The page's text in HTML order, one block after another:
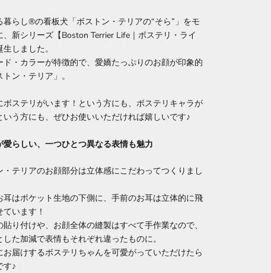
暮らし®の看板犬「ボストン・テリアの“そら”」をモ
、新シリーズ【Boston Terrier Life｜ボステリ・ライ
しました。
ド・カラーが特徴的で、愛嬌たっぷりのお顔が印象的
ン・テリア」。
ボステリがいます！という方にも、ボステリキャラが
いう方にも、ぜひお使いいただければ嬉しいです♪
愛らしい、一つひとつ異なる表情も魅力
・テリアのお顔部分は立体感にこだわってつくりまし
耳はポケット生地の下側に、手前のお耳は立体的に飛
います！
貼り付けや、お顔全体の縫製はすべて手作業なので、
した加減で表情もそれぞれ違ったものに。
お届けするボステリちゃんを可愛がっていただけたら
す♪